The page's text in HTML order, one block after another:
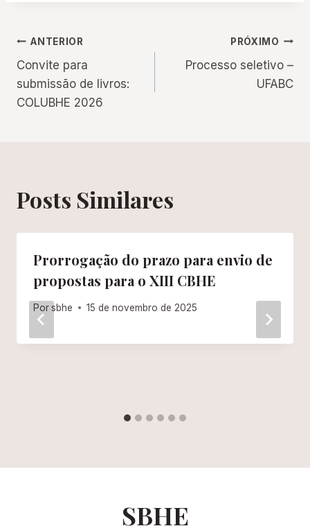
Navegação
de
Post
ANTERIOR
Convite para
submissão de livros:
COLUBHE 2026
PRÓXIMO
Processo seletivo –
UFABC
Posts Similares
Prorrogação do prazo para envio de
propostas para o XIII CBHE
Porsbhe 15 de novembro de 2025
SBHE